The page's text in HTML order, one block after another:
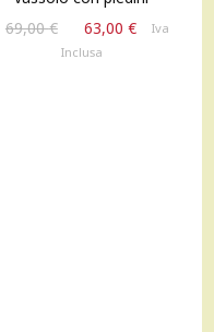
69,00€
prezzo
63,00 €
IlIva
Inclusa